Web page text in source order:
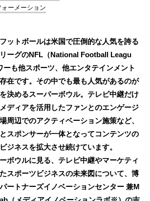
ーメーション
ットボールは米国で圧倒的な人気を誇る
ーグのNFL（National Football Leagu
ーも他スポーツ、他エンタテインメント
在です。その中でも最も人気があるのが
決めるスーパーボウル。テレビ中継だけ
ディアを活用したファンとのエンゲージ
周辺でのアクティベーション施策など、
スポンサーが一体となってコンテンツの
ジネスを拡大させ続けています。
ボウルに見る、テレビ中継やマーケティ
スポーツビジネスの未来図について、博
ートナーズイノベーションセンター 兼M